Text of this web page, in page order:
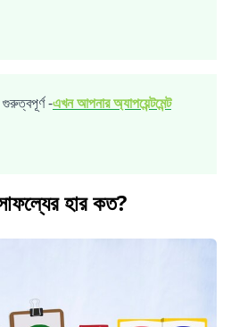
গুরুত্বপূর্ণ -এখন আপনার অ্যাপয়েন্টমেন্ট
হার কত?